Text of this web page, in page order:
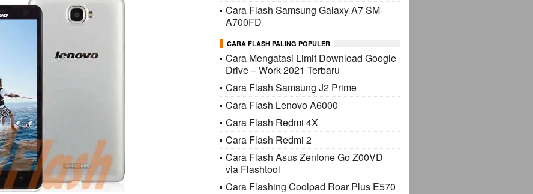
Cara Flash Samsung Galaxy A7 SM-
A700FD
CARA FLASH PALING POPULER
Cara Mengatasi Limit Download Google
Drive – Work 2021 Terbaru
Cara Flash Samsung J2 Prime
Cara Flash Lenovo A6000
Cara Flash Redmi 4X
Cara Flash Redmi 2
Cara Flash Asus Zenfone Go Z00VD
via Flashtool
Cara Flashing Coolpad Roar Plus E570